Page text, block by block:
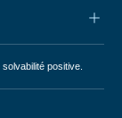
positive.